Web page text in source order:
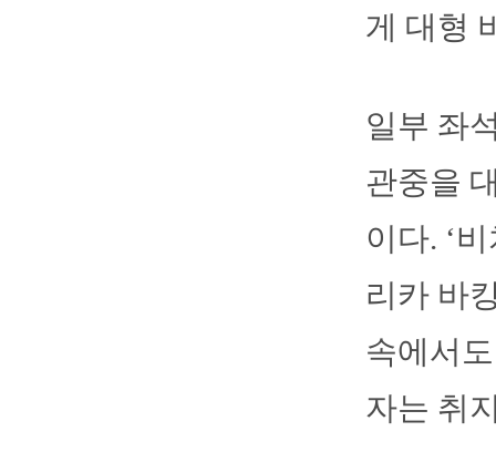
게 대형
일부 좌
관중을
이다. ‘
리카 바
속에서
자는 취